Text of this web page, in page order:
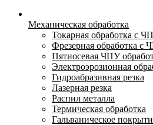
Механическая обработка
Токарная обработка с
Фрезерная обработка с
Пятиосевая ЧПУ
Электроэрозионная
Гидроабразивная резка
Лазерная резка
Распил металла
Термическая обработка
Гальваническое